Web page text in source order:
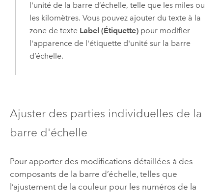
l'unité de la barre d’échelle, telle que les miles ou
les kilomètres. Vous pouvez ajouter du texte à la
zone de texte Label (Étiquette)pour modifier
l'apparence de l'étiquette d'unité sur la barre
d’échelle.
Ajuster des parties individuelles de la
barre d'échelle
Pour apporter des modifications détaillées à des
composants de la barre d’échelle, telles que
l’ajustement de la couleur pour les numéros de la